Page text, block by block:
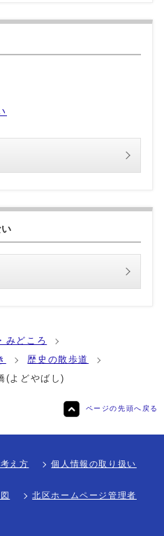
みどころ
歴史の散歩道
(よどやばし)
ページの先頭へ戻る
え方 個人情報の取り扱い
北区ホームページ管理者